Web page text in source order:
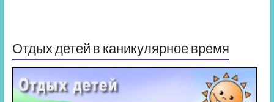
Отдых детей в каникулярное время